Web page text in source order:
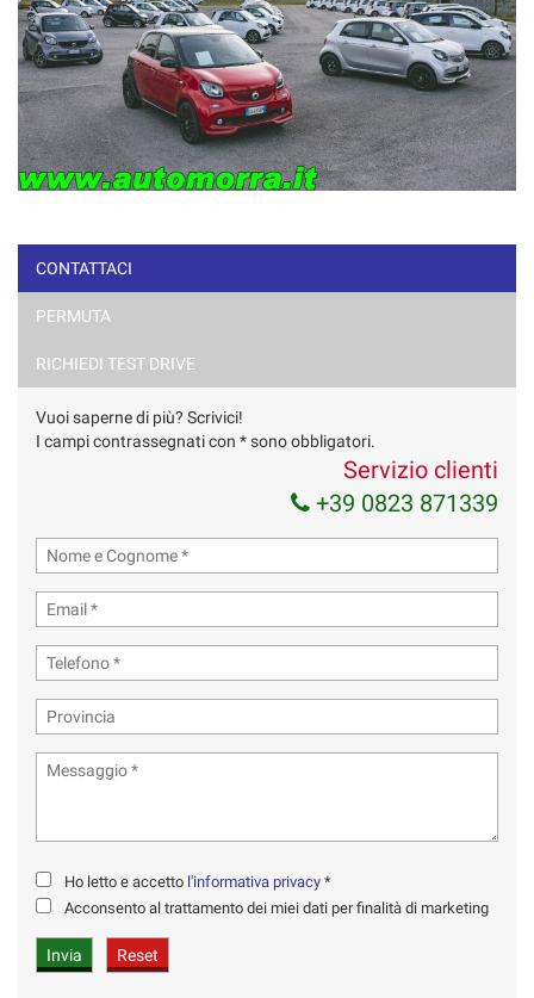
CONTATTACI
PERMUTA
RICHIEDI TEST DRIVE
Vuoi saperne di più? Scrivici!
I campi contrassegnati con * sono obbligatori.
Servizio clienti
+39 0823 871339
Ho letto e accetto l'informativa privacy *
Acconsento al trattamento dei miei dati per finalità di marketing